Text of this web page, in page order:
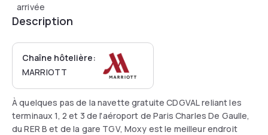
arrivée
Description
Chaîne hôtelière:
MARRIOTT
À quelques pas de la navette gratuite CDGVAL reliant les
terminaux 1, 2 et 3 de l'aéroport de Paris Charles De Gaulle,
du RER B et de la gare TGV, Moxy est le meilleur endroit